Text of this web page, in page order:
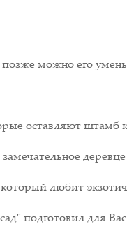
можно его
оставляют штамб и
деревце
любит
подготовил для